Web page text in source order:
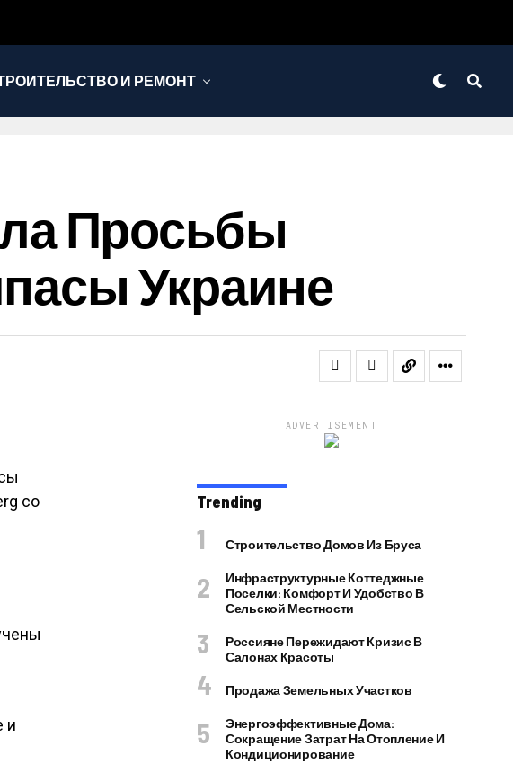
И РЕМОНТ
Просьбы
Украине
со
и
ADVERTISEMENT
Trending
Строительство Домов Из Бруса
Инфраструктурные Коттеджные
Поселки: Комфорт И Удобство В
Сельской Местности
Россияне Пережидают Кризис В
Салонах Красоты
Продажа Земельных Участков
Энергоэффективные Дома:
Сокращение Затрат На Отопление И
Кондиционирование